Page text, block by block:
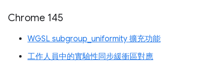
Chrome 145
WGSL subgroup_uniformity 擴充功能
工作人員中的實驗性同步緩衝區對應